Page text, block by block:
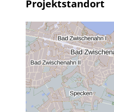
Projektstandort